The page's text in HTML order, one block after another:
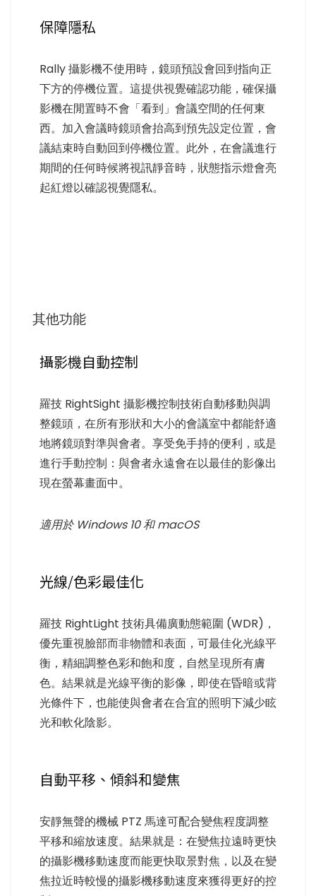
保障隱私
Rally 攝影機不使用時，鏡頭預設會回到指向正
下方的停機位置。這提供視覺確認功能，確保攝
影機在閒置時不會「看到」會議空間的任何東
西。加入會議時鏡頭會抬高到預先設定位置，會
議結束時自動回到停機位置。此外，在會議進行
期間的任何時候將視訊靜音時，狀態指示燈會亮
起紅燈以確認視覺隱私。
其他功能
攝影機自動控制
羅技 RightSight 攝影機控制技術自動移動與調
整鏡頭，在所有形狀和大小的會議室中都能舒適
地將鏡頭對準與會者。享受免手持的便利，或是
進行手動控制：與會者永遠會在以最佳的影像出
現在螢幕畫面中。
適用於 Windows 10 和 macOS
光線/色彩最佳化
羅技 RightLight 技術具備廣動態範圍 (WDR)，
優先重視臉部而非物體和表面，可最佳化光線平
衡，精細調整色彩和飽和度，自然呈現所有膚
色。結果就是光線平衡的影像，即使在昏暗或背
光條件下，也能使與會者在合宜的照明下減少眩
光和軟化陰影。
自動平移、傾斜和變焦
安靜無聲的機械 PTZ 馬達可配合變焦程度調整
平移和縮放速度。結果就是：在變焦拉遠時更快
的攝影機移動速度而能更快取景對焦，以及在變
焦拉近時較慢的攝影機移動速度來獲得更好的控